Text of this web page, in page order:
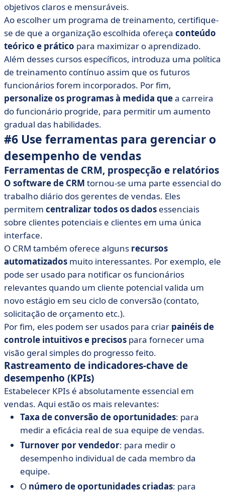
objetivos claros e mensuráveis.
Ao escolher um programa de treinamento, certifique-
se de que a organização escolhida ofereça conteúdo
teórico e prático para maximizar o aprendizado.
Além desses cursos específicos, introduza uma política
de treinamento contínuo assim que os futuros
funcionários forem incorporados. Por fim,
personalize os programas à medida quea carreira
do funcionário progride, para permitir um aumento
gradual das habilidades.
#6 Use ferramentas para gerenciar o
desempenho de vendas
Ferramentas de CRM, prospecção e relatórios
O software de CRM tornou-se uma parte essencial do
trabalho diário dos gerentes de vendas. Eles
permitem centralizar todos os dados essenciais
sobre clientes potenciais e clientes em uma única
interface.
O CRM também oferece alguns recursos
automatizados muito interessantes. Por exemplo, ele
pode ser usado para notificar os funcionários
relevantes quando um cliente potencial valida um
novo estágio em seu ciclo de conversão (contato,
solicitação de orçamento etc.).
Por fim, eles podem ser usados para criar painéis de
controle intuitivos e precisos para fornecer uma
visão geral simples do progresso feito.
Rastreamento de indicadores-chave de
desempenho (KPIs)
Estabelecer KPIs é absolutamente essencial em
vendas. Aqui estão os mais relevantes:
Taxa de conversão de oportunidades: para
medir a eficácia real de sua equipe de vendas.
Turnover por vendedor: para medir o
desempenho individual de cada membro da
equipe.
O número de oportunidades criadas: para